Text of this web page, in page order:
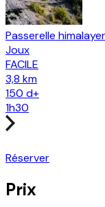
Passerelle
Joux
FACILE
3,8 km
150 d+
1h30
Réserver
Prix